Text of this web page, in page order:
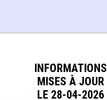
INFORMATIONS
MISES À JOUR
LE 28-04-2026